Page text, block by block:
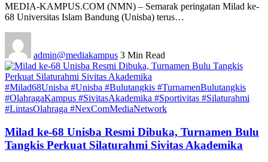
MEDIA-KAMPUS.COM (NMN) – Semarak peringatan Milad ke-
68 Universitas Islam Bandung (Unisba) terus…
admin@mediakampus 3 Min Read
#Milad68Unisba #Unisba #Bulutangkis #TurnamenBulutangkis
#OlahragaKampus #SivitasAkademika #Sportivitas #Silaturahmi
#LintasOlahraga #NexComMediaNetwork
Milad ke-68 Unisba Resmi Dibuka, Turnamen Bulu
Tangkis Perkuat Silaturahmi Sivitas Akademika